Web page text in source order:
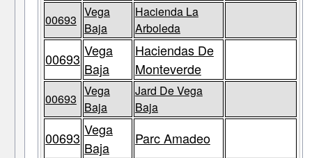
00693
Vega
Baja
Hacienda La
Arboleda
00693 Vega
Baja
Haciendas De
Monteverde
00693
Vega
Baja
Jard De Vega
Baja
00693 Vega
Baja
Parc Amadeo